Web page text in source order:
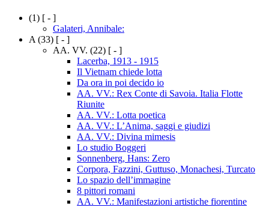
(1) [ - ]
Galateri, Annibale:
A (33) [ - ]
AA. VV. (22) [ - ]
Lacerba, 1913 - 1915
Il Vietnam chiede lotta
Da ora in poi decido io
AA. VV.: Rex Conte di Savoia. Italia Flotte
Riunite
AA. VV.: Lotta poetica
AA. VV.: L’Anima, saggi e giudizi
AA. VV.: Divina mimesis
Lo studio Boggeri
Sonnenberg, Hans: Zero
Corpora, Fazzini, Guttuso, Monachesi, Turcato
Lo spazio dell’immagine
8 pittori romani
AA. VV.: Manifestazioni artistiche fiorentine